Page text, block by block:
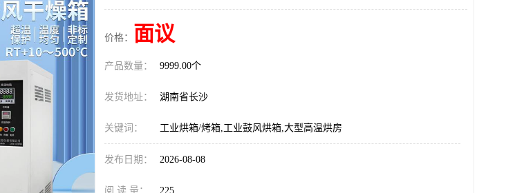
价格： 面议
产品数量： 9999.00个
发货地址： 湖南省长沙
关键词： 工业烘箱/烤箱,工业鼓风烘箱,大型高温烘房
发布日期： 2026-08-08
阅 读 量： 225